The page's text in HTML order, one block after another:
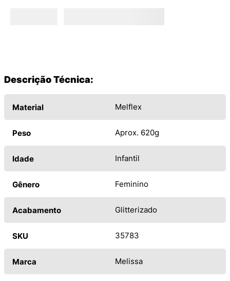
Descrição Técnica:
Material Melflex
Peso Aprox. 620g
Idade Infantil
Gênero Feminino
Acabamento Glitterizado
SKU 35783
Marca Melissa